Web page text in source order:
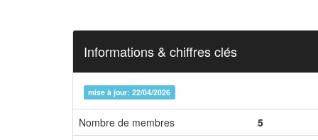
Informations & chiffres clés
mise à jour: 22/04/2026
Nombre de membres
5